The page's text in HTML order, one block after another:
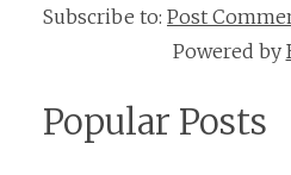
Subscribe to: Post
Powered by
Popular Posts